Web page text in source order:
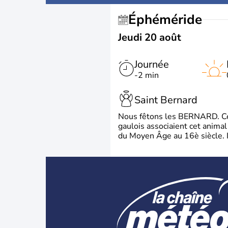
Éphéméride
Jeudi 20 août
Journée
-2 min
Saint Bernard
Nous fêtons les BERNARD.
gaulois associaient cet
du Moyen Âge au 16è